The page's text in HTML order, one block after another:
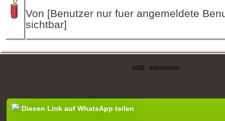
Von [Benutzer nur fuer angemeldete
sichtbar]
AGB Impressum
Diesen Link auf WhatsApp teilen